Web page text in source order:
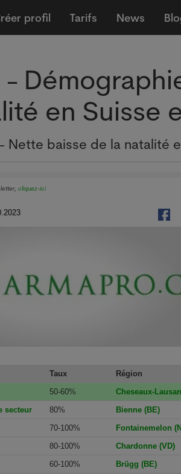
profil Tarifs News
en Suisse
baisse de la natalité
cliquez-ici
Taux
Région
50-60%
Cheseaux-
secteur
80%
Bienne (BE)
70-100%
Fontainemelon
80-100%
Chardonne (VD)
60-100%
Brügg (BE)